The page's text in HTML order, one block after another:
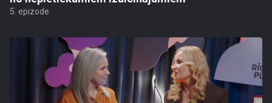
5. epizode